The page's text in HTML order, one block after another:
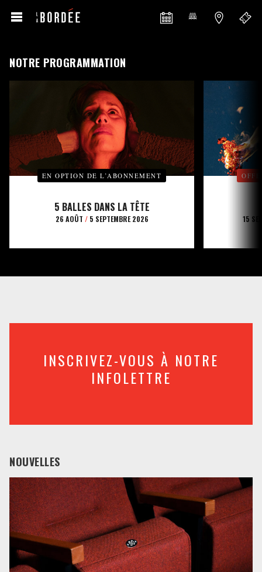
NOTRE PROGRAMMATION
EN OPTION DE L’ABONNEMENT
5 BALLES DANS LA TÊTE
26 AOÛT /5 SEPTEMBRE 2026 15
INSCRIVEZ-VOUS À NOTRE
INFOLETTRE
NOUVELLES